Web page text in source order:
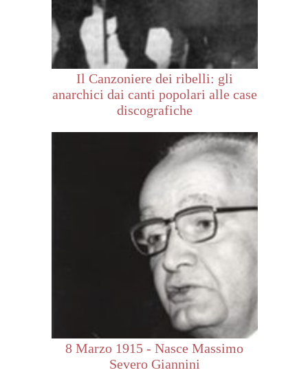
Il Canzoniere dei ribelli: gli
anarchici dai canti popolari alle case
discografiche
8 Marzo 1915 - Nasce Massimo
Severo Giannini